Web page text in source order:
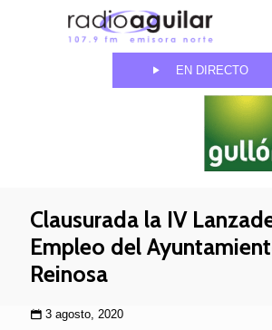
EN DIRECTO
Clausurada la IV
Empleo del
Reinosa
3 agosto, 2020